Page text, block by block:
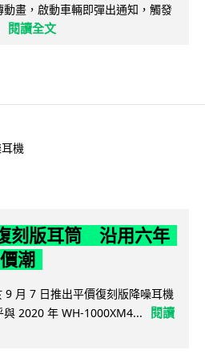
動畫，啟動車輛即彈出通知，觸發
閱讀全文
機
刻版耳筒 沿用六年
潮
9 月 7 日推出平價復刻版降噪耳機
2020 年 WH-1000XM4...
閱讀